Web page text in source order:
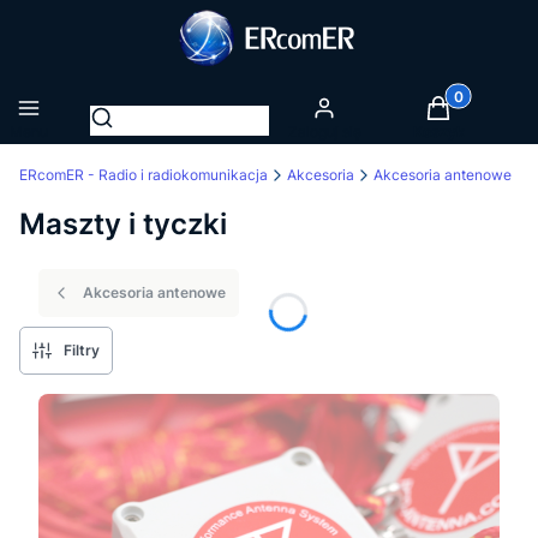
Otwórz wyszukiwarkę Produkty w
ERcomER - Radio i radiokomunikacja Akcesoria Akcesoria antenowe
Maszty i tyczki
Akcesoria antenowe
Filtry